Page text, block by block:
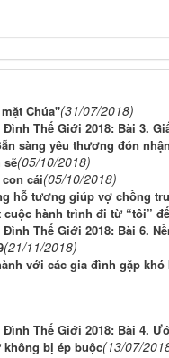
Chúa"(31/07/2018)
Thế Giới 2018: Bài 3.
sàng yêu thương đón
sẽ(05/10/2018)
cái(05/10/2018)
hỗ tương giúp vợ chồng
hành trình đi từ “tôi”
Thế Giới 2018: Bài 6.
(21/11/2018)
với các gia đình gặp khó
Đình Thế Giới 2018: Bài 4.
không bị ép buộc(13/07/